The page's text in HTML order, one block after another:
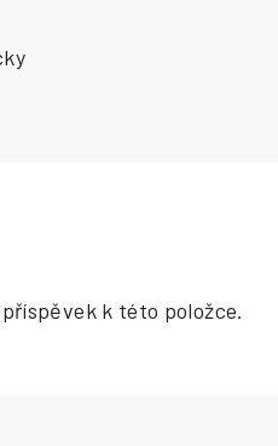
k této položce.